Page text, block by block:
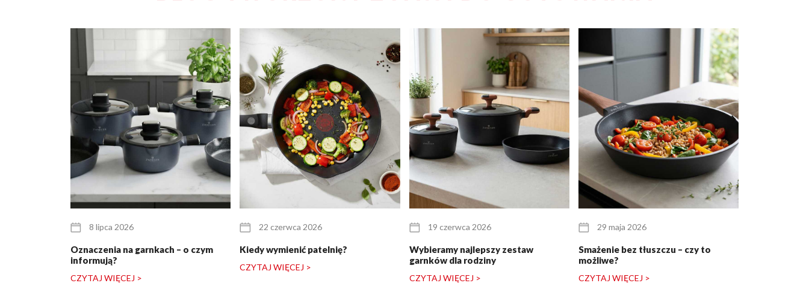
8 lipca 2026
Oznaczenia na garnkach – o czym
informują?
CZYTAJ WIĘCEJ >
22 czerwca 2026
Kiedy wymienić patelnię?
CZYTAJ WIĘCEJ >
19 czerwca 2026
Wybieramy najlepszy zestaw
garnków dla rodziny
CZYTAJ WIĘCEJ >
29 maja 2026
Smażenie bez tłuszczu – czy to
możliwe?
CZYTAJ WIĘCEJ >